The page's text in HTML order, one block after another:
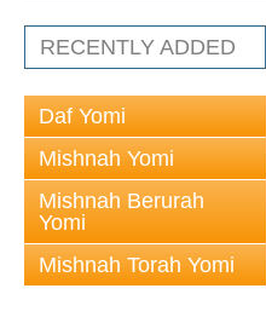
RECENTLY ADDED
Daf Yomi
Mishnah Yomi
Mishnah Berurah
Yomi
Mishnah Torah Yomi